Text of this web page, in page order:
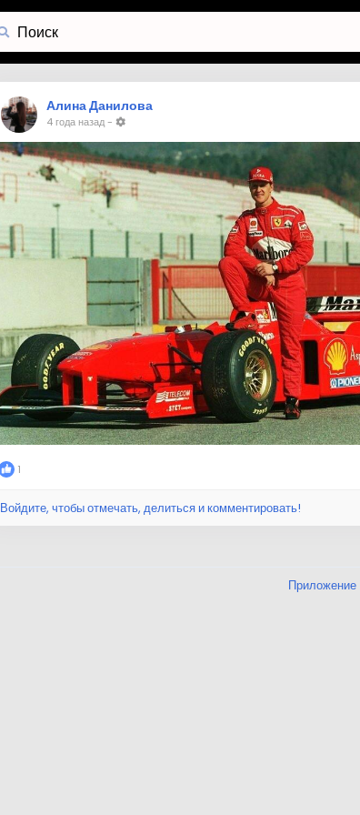
Алина Данилова
4 года назад-
1
Войдите, чтобы отмечать, делиться и комментировать!
Приложение